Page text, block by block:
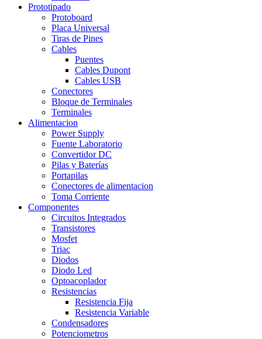
Prototipado
Protoboard
Placa Universal
Tiras de Pines
Cables
Puentes
Cables Dupont
Cables USB
Conectores
Bloque de Terminales
Terminales
Alimentacion
Power Supply
Fuente Laboratorio
Convertidor DC
Pilas y Baterías
Portapilas
Conectores de alimentacion
Toma Corriente
Componentes
Circuitos Integrados
Transistores
Mosfet
Triac
Diodos
Diodo Led
Optoacoplador
Resistencias
Resistencia Fija
Resistencia Variable
Condensadores
Potenciometros